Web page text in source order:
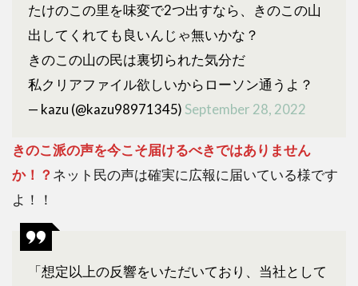
たけのこの里を味変で2つ出すなら、きのこの山
出してくれても良いんじゃ無いかな？
きのこの山の民は裏切られた気分だ
私クリアファイル欲しいからローソン通うよ？
— kazu (@kazu98971345)September 28, 2022
きのこ派の声を今こそ届けるべきではありません
か！？ ネット民の声は確実に広報に届いている様です
よ！！
「想定以上の反響をいただいており、当社として